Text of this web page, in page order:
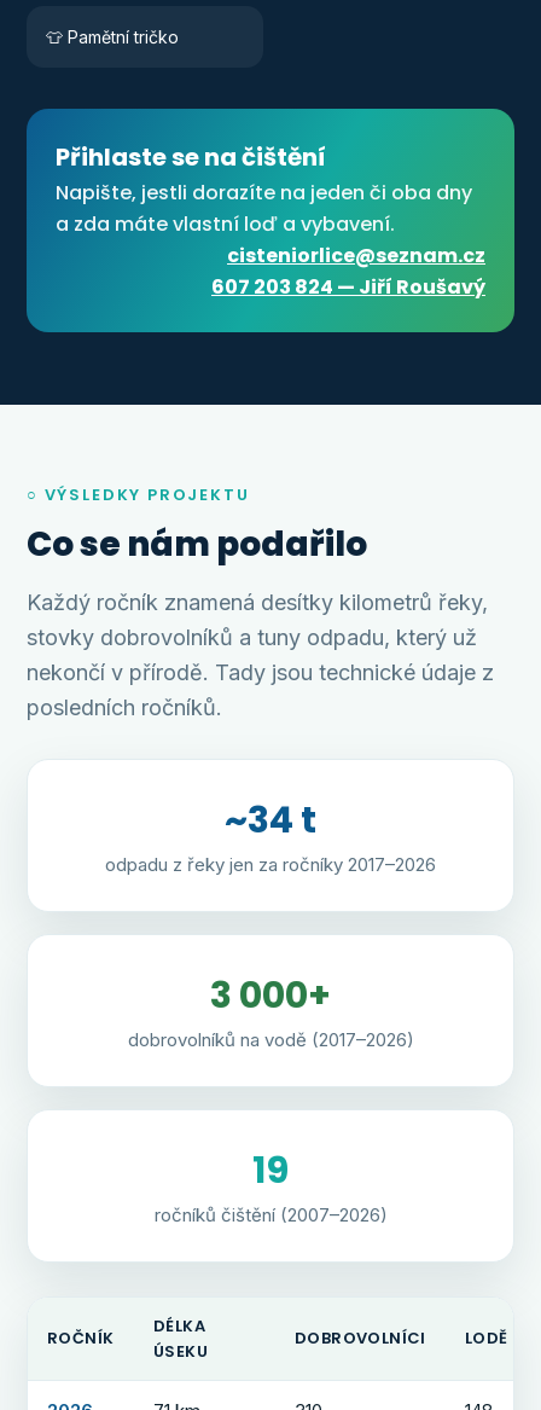
👕 Pamětní tričko
Přihlaste se na čištění
Napište, jestli dorazíte na jeden či oba dny
a zda máte vlastní loď a vybavení.
cisteniorlice@seznam.cz
607 203 824 — Jiří Roušavý
○ VÝSLEDKY PROJEKTU
Co se nám podařilo
Každý ročník znamená desítky kilometrů řeky,
stovky dobrovolníků a tuny odpadu, který už
nekončí v přírodě. Tady jsou technické údaje z
posledních ročníků.
~34 t
odpadu z řeky jen za ročníky 2017–2026
3 000+
dobrovolníků na vodě (2017–2026)
19
ročníků čištění (2007–2026)
ROČNÍK
DÉLKA
ÚSEKU
DOBROVOLNÍCI LODĚ